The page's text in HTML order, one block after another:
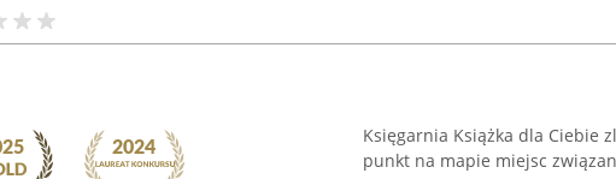
Księgarnia Książka dla Ciebie
punkt na mapie miejsc